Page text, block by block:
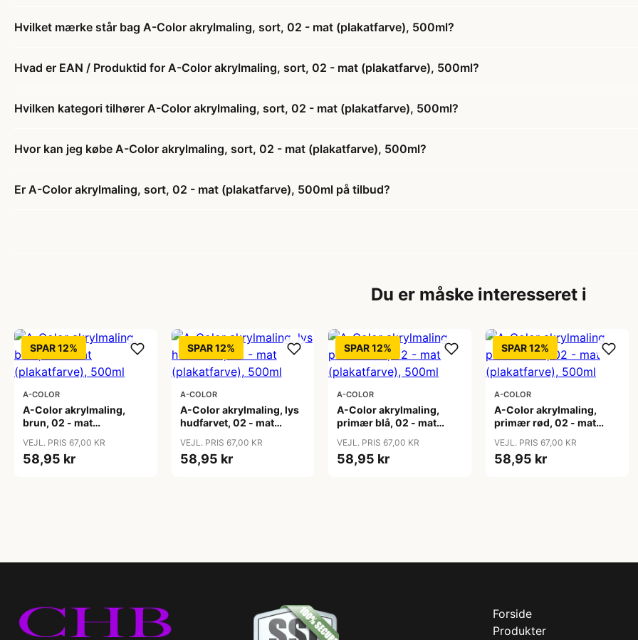
Hvilket mærke står bag A-Color akrylmaling, sort, 02 - mat (plakatfarve), 500ml?
Hvad er EAN / Produktid for A-Color akrylmaling, sort, 02 - mat (plakatfarve), 500ml?
Hvilken kategori tilhører A-Color akrylmaling, sort, 02 - mat (plakatfarve), 500ml?
Hvor kan jeg købe A-Color akrylmaling, sort, 02 - mat (plakatfarve), 500ml?
Er A-Color akrylmaling, sort, 02 - mat (plakatfarve), 500ml på tilbud?
Du er måske interesseret i
SPAR 12%
A-COLOR
A-Color akrylmaling,
brun, 02 - mat
VEJL. PRIS 67,00 KR
58,95 kr
SPAR 12%
A-COLOR
A-Color akrylmaling, lys
hudfarvet, 02 - mat
VEJL. PRIS 67,00 KR
58,95 kr
SPAR 12%
A-COLOR
A-Color akrylmaling,
primær blå, 02 - mat
VEJL. PRIS 67,00 KR
58,95 kr
SPAR 12%
A-COLOR
A-Color akrylmaling,
primær rød, 02 - mat
VEJL. PRIS 67,00 KR
58,95 kr
Forside
Produkter